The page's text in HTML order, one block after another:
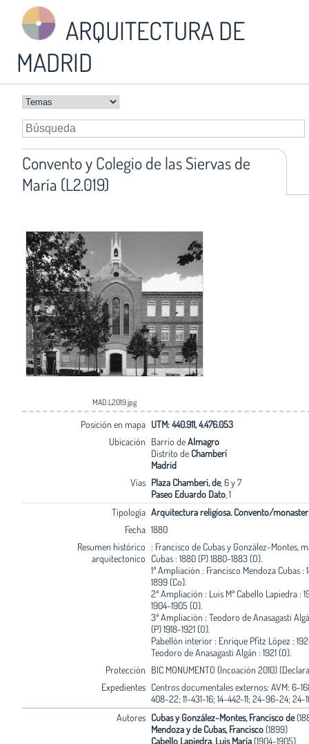
ARQUITECTURA DE
MADRID
Convento y Colegio de las Siervas de
María (L2.019)
MAD.L2019.jpg
Posición en mapa UTM: 440.911, 4.476.053
Ubicación Barrio deAlmagro
Distrito de Chamberí
Madrid
Vías Plaza Chamberi, de, 6 y 7
Paseo Eduardo Dato, 1
Tipología Arquitectura religiosa. Convento/
Fecha 1880
Resumen histórico
arquitectonico
: Francisco de Cubas y González-Montes,
Cubas : 1880 (P) 1880-1883 (O).
1ª Ampliación : Francisco Mendoza Cubas :
1899 (Co).
2ª Ampliación : Luis Mª Cabello Lapiedra :
1904-1905 (O).
3ª Ampliación : Teodoro de Anasagasti
(P) 1918-1921 (O).
Pabellón interior : Enrique Pfitz López :
Teodoro de Anasagasti Algán : 1921 (O).
Protección BIC MONUMENTO (Incoación 2010)
Expedientes Centros documentales externos: AVM: 6-
408-22; 11-431-16; 14-442-11; 24-96-24; 24-
Autores Cubas y González-Montes, Francisco de
Mendoza y de Cubas, Francisco(1899)
Cabello Lapiedra, Luis María(1904-1905)